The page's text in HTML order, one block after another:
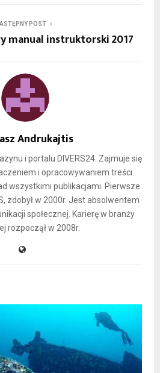
POST
manual instruktorski 2017
Andrukajtis
i portalu DIVERS24. Zajmuje się
i opracowywaniem treści.
wszystkimi publikacjami. Pierwsze
zdobył w 2000r. Jest absolwentem
społecznej. Karierę w branży
rozpoczął w 2008r.